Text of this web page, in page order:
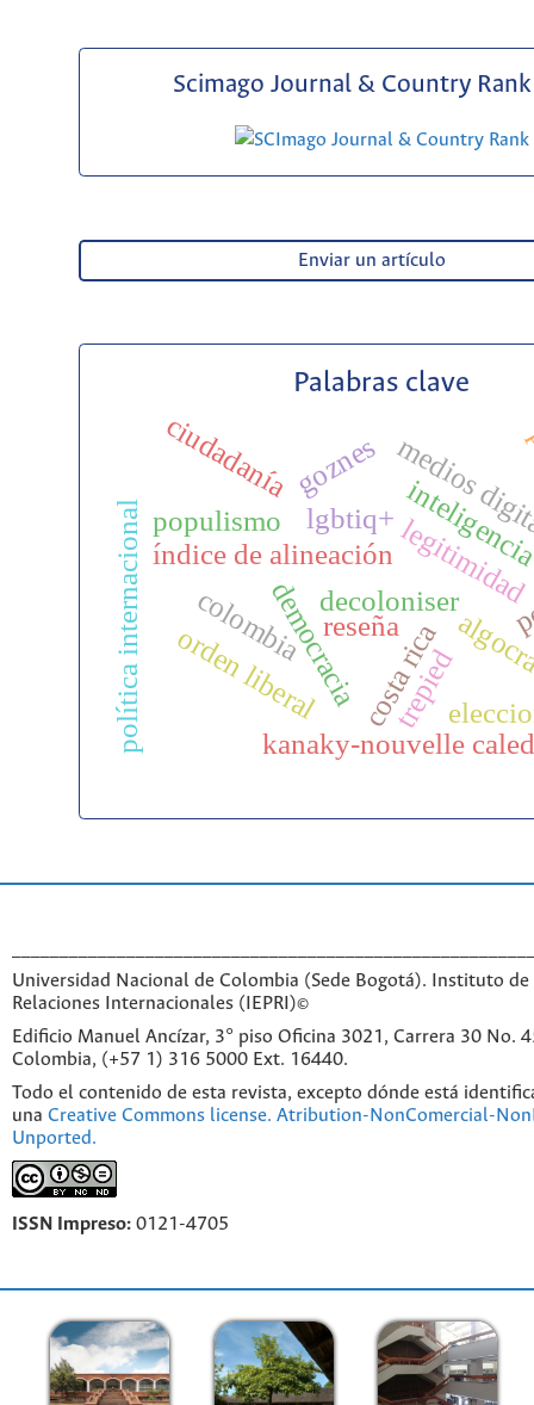
Scimago Journal & Country Rank
Enviar un artículo
Palabras clave
reseña
trepied
decoloniser
kanaky-nouvelle
legitimidad
democracia
índice de alineación
política internacional orden liberal
medios
costa rica
lgbtiq+
goznes
populismo
colombia
ciudadanía
Universidad Nacional de Colombia (Sede Bogotá). Instituto
Relaciones Internacionales (IEPRI)©
Edificio Manuel Ancízar, 3° piso Oficina 3021, Carrera 30 No.
Colombia, (+57 1) 316 5000 Ext. 16440.
Todo el contenido de esta revista, excepto dónde está
una Creative Commons license. Atribution-NonComercial-
Unported.
ISSN Impreso: 0121-4705